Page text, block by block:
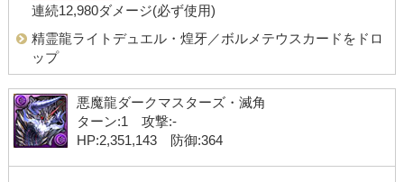
連続12,980ダメージ(必ず使用)
精霊龍ライトデュエル・煌牙／ボルメテウスカードをドロ
ップ
悪魔龍ダークマスターズ・滅角
ターン:1 攻撃:-
HP:2,351,143 防御:364